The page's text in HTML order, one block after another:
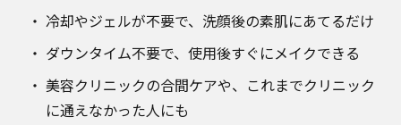
冷却やジェルが不要で、洗顔後の素肌にあてるだけ
ダウンタイム不要で、使用後すぐにメイクできる
美容クリニックの合間ケアや、これまでクリニック
に通えなかった人にも